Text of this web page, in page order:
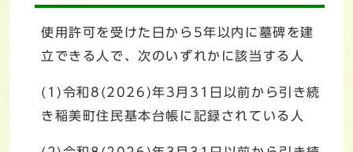
使用許可を受けた日から5年以内に墓碑を建
立できる人で、次のいずれかに該当する人
(1)令和8(2026)年3月31日以前から引き続
き稲美町住民基本台帳に記録されている人